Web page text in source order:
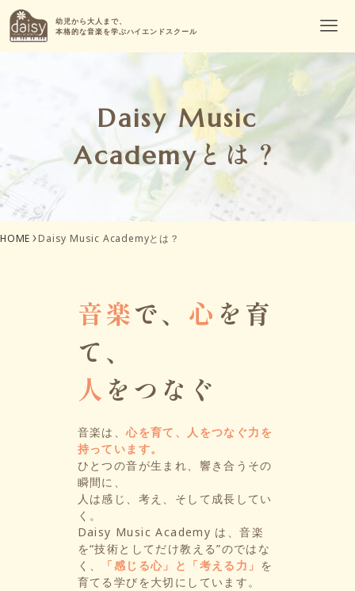
幼児から大人まで、
本格的な音楽を学ぶハイエンドスクール
Daisy Music
Academyとは？
HOME Daisy Music Academyとは？
音楽で、 心 を育
て、
人 をつなぐ
音楽は、心を育て、人をつなぐ力を
持っています。
ひとつの音が生まれ、響き合うその
瞬間に、
人は感じ、考え、そして成長してい
く。
Daisy Music Academy は、音楽
を“技術としてだけ教える”のではな
く、
「感じる心」と「考える力」 を
育てる学びを大切にしています。